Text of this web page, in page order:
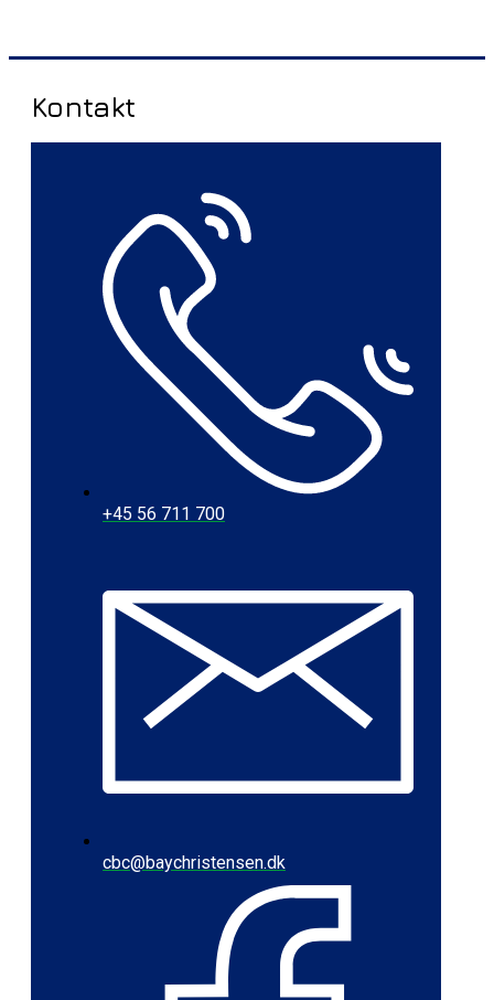
Kontakt
+45 56 711 700
cbc@baychristensen.dk